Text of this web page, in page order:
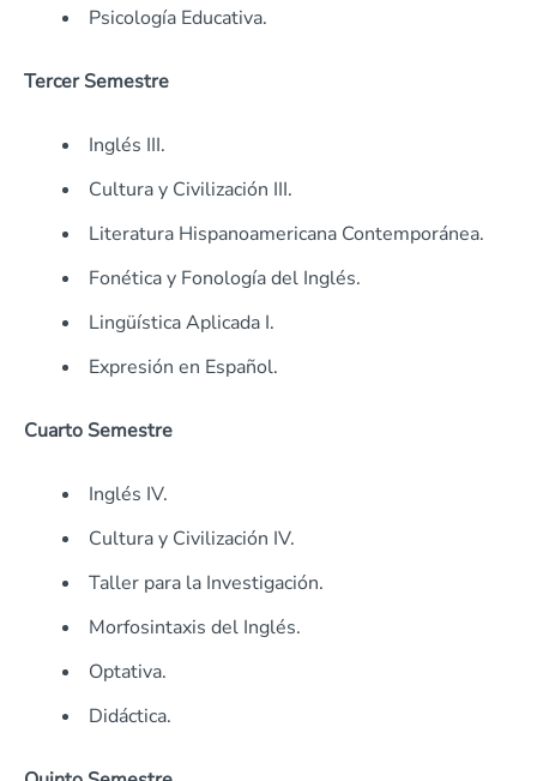
Psicología Educativa.
Tercer Semestre
Inglés III.
Cultura y Civilización III.
Literatura Hispanoamericana Contemporánea.
Fonética y Fonología del Inglés.
Lingüística Aplicada I.
Expresión en Español.
Cuarto Semestre
Inglés IV.
Cultura y Civilización IV.
Taller para la Investigación.
Morfosintaxis del Inglés.
Optativa.
Didáctica.